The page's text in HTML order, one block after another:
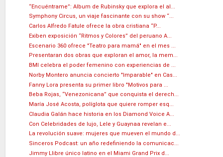
“Encuéntrame”: Album de Rubinsky que explora el al...
Symphony Circus, un viaje fascinante con su show “...
Carlos Alfredo Fatule ofrece la obra cristiana “P...
Exiben exposición “Ritmos y Colores” del peruano A...
Escenario 360 ofrece "Teatro para mamá" en el mes ...
Presentaran dos obras que exploran el amor, la mem...
BMI celebra el poder femenino con experiencias de ...
Norby Montero anuncia concierto "Imparable" en Cas...
Fanny Lora presenta su primer libro "Motivos para ...
Beba Rojas, “Venezonicana” que conquista el derech...
María José Acosta, políglota que quiere romper esq...
Claudia Galán hace historia en los Diamond Voice A...
Con Celebridades de lujo, Lele y Guaynaa revelan e...
La revolución suave: mujeres que mueven el mundo d...
Sinceros Podcast: un año redefiniendo la comunicac...
Jimmy Llibre único latino en el Miami Grand Prix d...